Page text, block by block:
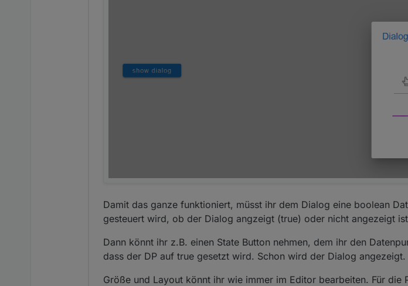
Damit das ganze funktioniert, müsst ihr dem Dialog eine boolean
gesteuert wird, ob der Dialog angzeigt (true) oder nicht angezeigt
Dann könnt ihr z.B. einen State Button nehmen, dem ihr den
dass der DP auf true gesetzt wird. Schon wird der Dialog angezeigt.
Größe und Layout könnt ihr wie immer im Editor bearbeiten. Für